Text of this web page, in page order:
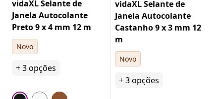
vidaXL Selante de
Janela Autocolante
Preto 9 x 4 mm 12 m
Novo
+3opções
vidaXL Selante de
Janela Autocolante
Castanho 9 x 3 mm 12
m
Novo
+3opções